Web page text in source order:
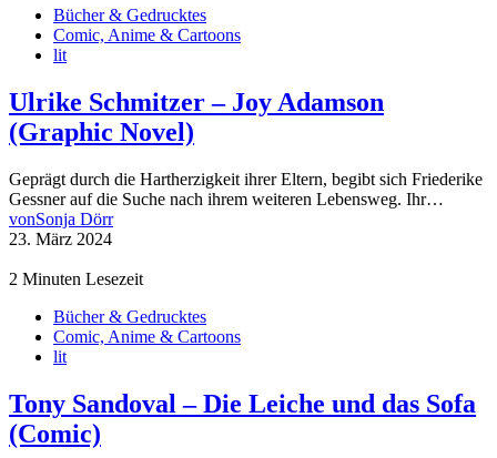
Bücher & Gedrucktes
Comic, Anime & Cartoons
lit
Ulrike Schmitzer – Joy Adamson
(Graphic Novel)
Geprägt durch die Hartherzigkeit ihrer Eltern, begibt sich Friederike
Gessner auf die Suche nach ihrem weiteren Lebensweg. Ihr…
vonSonja Dörr
23. März 2024
2 Minuten Lesezeit
Bücher & Gedrucktes
Comic, Anime & Cartoons
lit
Tony Sandoval – Die Leiche und das Sofa
(Comic)